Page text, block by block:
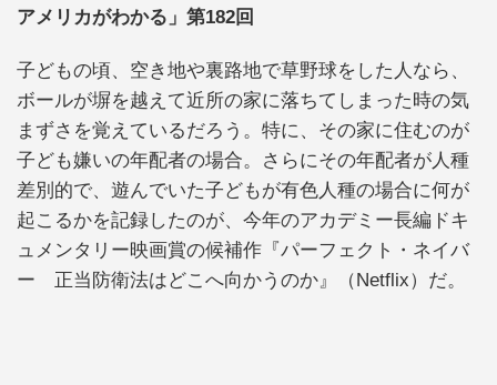
アメリカがわかる」第182回
子どもの頃、空き地や裏路地で草野球をした人なら、
ボールが塀を越えて近所の家に落ちてしまった時の気
まずさを覚えているだろう。特に、その家に住むのが
子ども嫌いの年配者の場合。さらにその年配者が人種
差別的で、遊んでいた子どもが有色人種の場合に何が
起こるかを記録したのが、今年のアカデミー長編ドキ
ュメンタリー映画賞の候補作『パーフェクト・ネイバ
ー 正当防衛法はどこへ向かうのか』（Netflix）だ。